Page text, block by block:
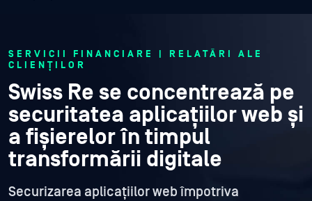
SERVICII FINANCIARE | RELATĂRI ALE
CLIENȚILOR
Swiss Re se concentrează pe
securitatea aplicațiilor web și
a fișierelor în timpul
transformării digitale
Securizarea aplicațiilor web împotriva